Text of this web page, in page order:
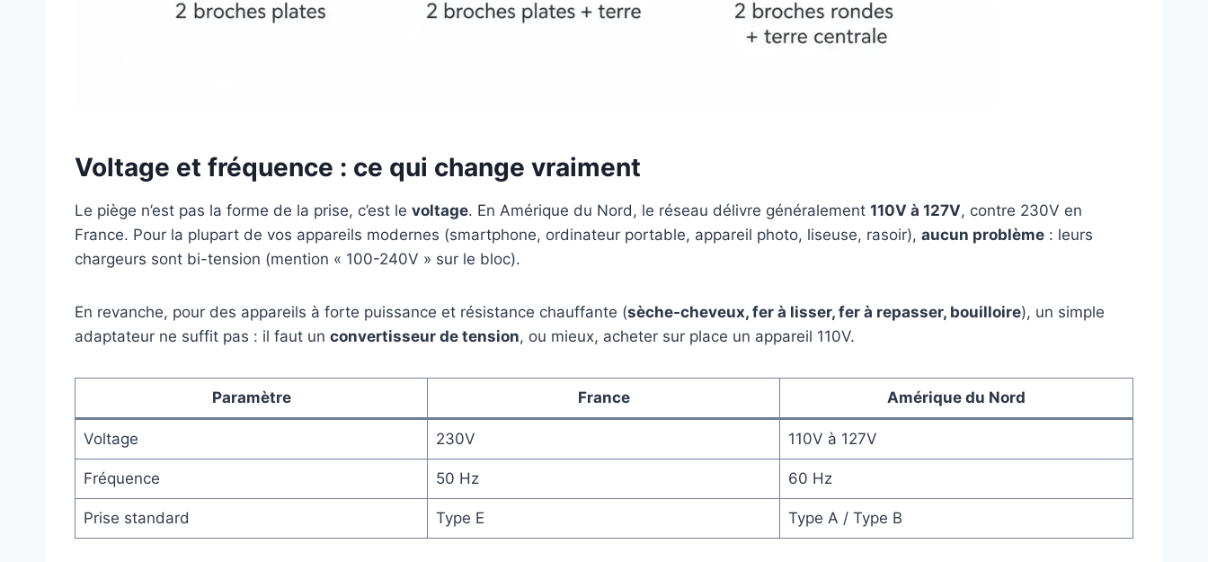
Voltage et fréquence : ce qui change vraiment
Le piège n’est pas la forme de la prise, c’est le voltage. En Amérique du Nord, le réseau délivre généralement 110V à 127V, contre 230V en
France. Pour la plupart de vos appareils modernes (smartphone, ordinateur portable, appareil photo, liseuse, rasoir), aucun problème : leurs
chargeurs sont bi-tension (mention « 100-240V » sur le bloc).
En revanche, pour des appareils à forte puissance et résistance chauffante (sèche-cheveux, fer à lisser, fer à repasser, bouilloire), un simple
adaptateur ne suffit pas : il faut un convertisseur de tension, ou mieux, acheter sur place un appareil 110V.
Paramètre France Amérique du Nord
Voltage 230V 110V à 127V
Fréquence 50 Hz 60 Hz
Prise standard Type E Type A / Type B